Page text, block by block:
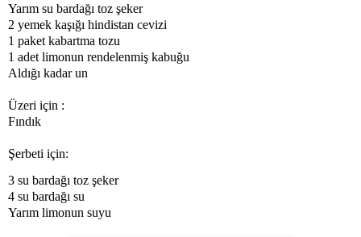
Yarım su bardağı toz şeker
2 yemek kaşığı hindistan cevizi
1 paket kabartma tozu
1 adet limonun rendelenmiş kabuğu
Aldığı kadar un
Üzeri için :
Fındık
Şerbeti için:
3 su bardağı toz şeker
4 su bardağı su
Yarım limonun suyu